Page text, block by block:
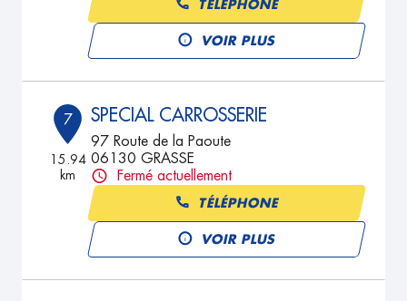
TÉLÉPHONE
VOIR PLUS
7
15.94
km
SPECIAL CARROSSERIE
97 Route de la Paoute
06130 GRASSE
Fermé actuellement
TÉLÉPHONE
VOIR PLUS